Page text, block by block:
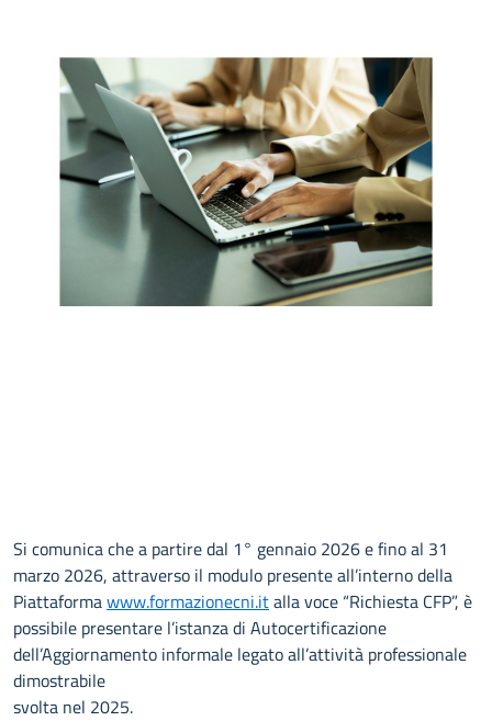
Si comunica che a partire dal 1° gennaio 2026 e fino al 31
marzo 2026, attraverso il modulo presente all’interno della
Piattaformawww.formazionecni.italla voce “Richiesta CFP”, è
possibile presentare l’istanza di Autocertificazione
dell’Aggiornamento informale legato all’attività professionale
dimostrabile
svolta nel 2025.